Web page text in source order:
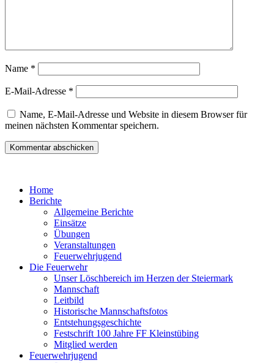
Name *
E-Mail-Adresse *
Name, E-Mail-Adresse und Website in diesem Browser für
meinen nächsten Kommentar speichern.
Home
Berichte
Allgemeine Berichte
Einsätze
Übungen
Veranstaltungen
Feuerwehrjugend
Die Feuerwehr
Unser Löschbereich im Herzen der Steiermark
Mannschaft
Leitbild
Historische Mannschaftsfotos
Entstehungsgeschichte
Festschrift 100 Jahre FF Kleinstübing
Mitglied werden
Feuerwehrjugend